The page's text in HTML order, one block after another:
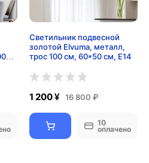
Светильник подвесной
золотой Elvuma, металл,
трос 100 см, 60*50 см, E14
1 200 ¥ 16 800 ₽
10
оплачено